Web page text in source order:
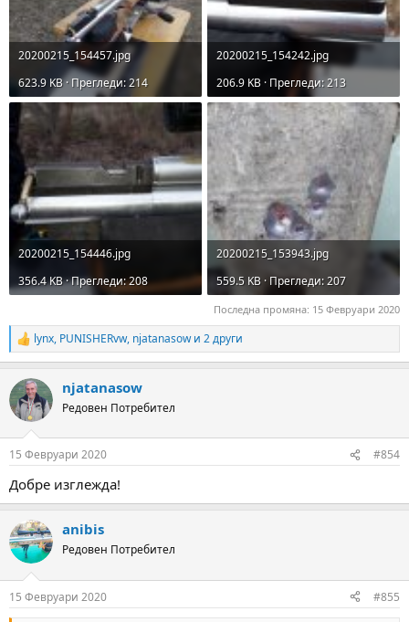
20200215_154457.jpg
623.9 KB · Прегледи: 214
20200215_154242.jpg
206.9 KB · Прегледи: 213
20200215_154446.jpg
356.4 KB · Прегледи: 208
20200215_153943.jpg
559.5 KB · Прегледи: 207
Последна промяна: 15 Февруари 2020
R
e
c
t
i
s
lynx, PUNISHERvw, njatanasowи 2 други
njatanasow
Редовен Потребител
15 Февруари 2020 #854
Добре изглежда!
anibis
Редовен Потребител
15 Февруари 2020 #855